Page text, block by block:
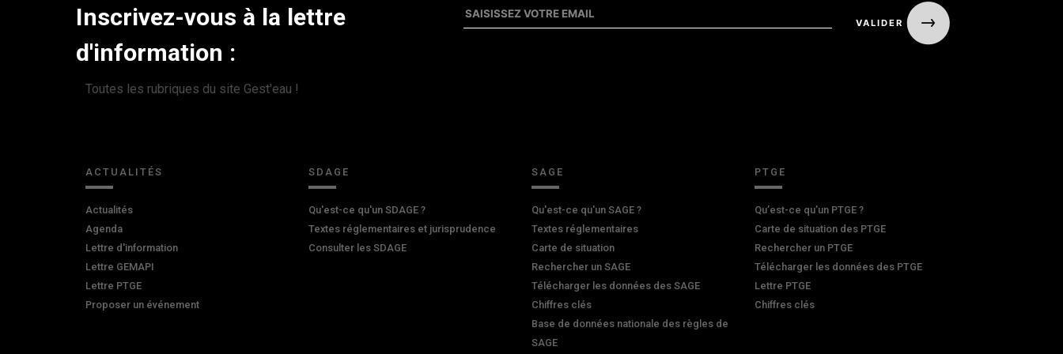
Inscrivez-vous à la lettre
d'information :
Toutes les rubriques du site Gest'eau !
ACTUALITÉS
Actualités
Agenda
Lettre d'information
Lettre GEMAPI
Lettre PTGE
Proposer un événement
SDAGE
Qu'est-ce qu'un SDAGE ?
Textes réglementaires et jurisprudence
Consulter les SDAGE
SAGE
Qu'est-ce qu'un SAGE ?
Textes réglementaires
Carte de situation
Rechercher un SAGE
Télécharger les données des SAGE
Chiffres clés
Base de données nationale des règles de
SAGE
PTGE
Qu’est-ce qu’un PTGE ?
Carte de situation des PTGE
Rechercher un PTGE
Télécharger les données des PTGE
Lettre PTGE
Chiffres clés